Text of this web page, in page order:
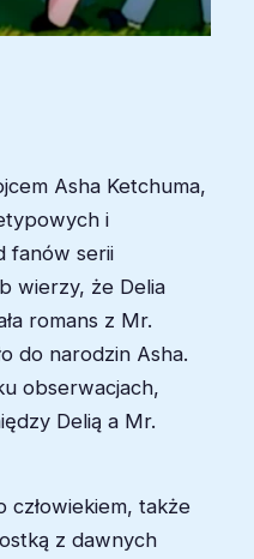
Asha Ketchuma,
i
fanów serii
wierzy, że Delia
romans z Mr.
do narodzin Asha.
obserwacjach,
Delią a Mr.
człowiekiem, także
z dawnych